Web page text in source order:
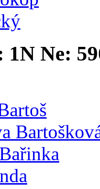
1N Ne: 59